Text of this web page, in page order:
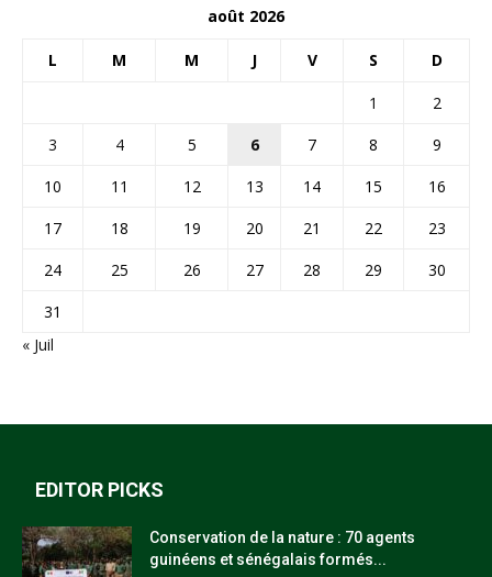
août 2026
L M M J V S D
1
2
3
4 5 6 7 8
9
10
11 12 13 14 15
16
17
18 19 20 21 22
23
24
25 26 27 28 29
30
31
« Juil
EDITOR PICKS
Conservation de la nature : 70 agents
guinéens et sénégalais formés...